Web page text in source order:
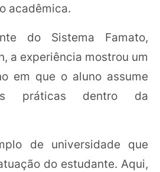
acadêmica.
do Sistema Famato,
a experiência mostrou um
em que o aluno assume
práticas dentro da
de universidade que
do estudante. Aqui,